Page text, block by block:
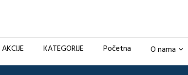
AKCIJE KATEGORIJE Početna O nama